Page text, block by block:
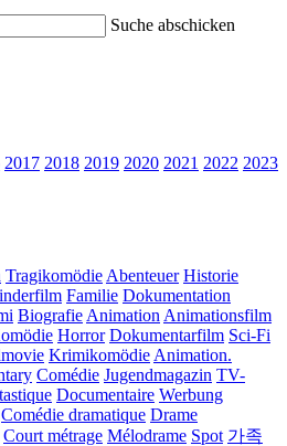
Suche abschicken
2017 2018 2019 2020 2021 2022 2023
Tragikomödie Abenteuer Historie
Familie Dokumentation
Biografie Animation Animationsfilm
Horror Dokumentarfilm Sci-Fi
Krimikomödie Animation.
Comédie Jugendmagazin TV-
Documentaire Werbung
Comédie dramatique Drame
Court métrage Mélodrame Spot 가족